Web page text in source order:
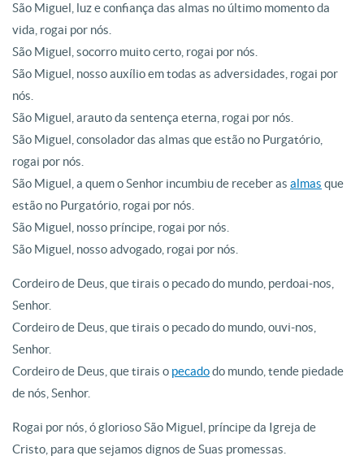
São Miguel, luz e confiança das almas no último momento da
vida, rogai por nós.
São Miguel, socorro muito certo, rogai por nós.
São Miguel, nosso auxílio em todas as adversidades, rogai por
nós.
São Miguel, arauto da sentença eterna, rogai por nós.
São Miguel, consolador das almas que estão no Purgatório,
rogai por nós.
São Miguel, a quem o Senhor incumbiu de receber as almas que
estão no Purgatório, rogai por nós.
São Miguel, nosso príncipe, rogai por nós.
São Miguel, nosso advogado, rogai por nós.
Cordeiro de Deus, que tirais o pecado do mundo, perdoai-nos,
Senhor.
Cordeiro de Deus, que tirais o pecado do mundo, ouvi-nos,
Senhor.
Cordeiro de Deus, que tirais o pecadodo mundo, tende piedade
de nós, Senhor.
Rogai por nós, ó glorioso São Miguel, príncipe da Igreja de
Cristo, para que sejamos dignos de Suas promessas.